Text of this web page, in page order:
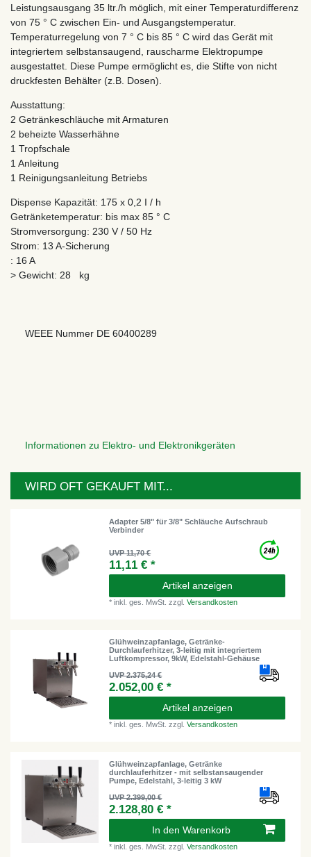
Leistungsausgang 35 ltr./h möglich, mit einer Temperaturdifferenz
von 75 ° C zwischen Ein- und Ausgangstemperatur.
Temperaturregelung von 7 ° C bis 85 ° C wird das Gerät mit
integriertem selbstansaugend, rauscharme Elektropumpe
ausgestattet. Diese Pumpe ermöglicht es, die Stifte von nicht
druckfesten Behälter (z.B. Dosen).
Ausstattung:
2 Getränkeschläuche mit Armaturen
2 beheizte Wasserhähne
1 Tropfschale
1 Anleitung
1 Reinigungsanleitung Betriebs
Dispense Kapazität: 175 x 0,2 I / h
Getränketemperatur: bis max 85 ° C
Stromversorgung: 230 V / 50 Hz
Strom: 13 A-Sicherung
: 16 A
> Gewicht: 28 kg
WEEE Nummer DE 60400289
Informationen zu Elektro- und Elektronikgeräten
WIRD OFT GEKAUFT MIT...
Adapter 5/8" für 3/8" Schläuche Aufschraub
Verbinder
UVP 11,70 €
11,11 € *
Artikel anzeigen
*inkl. ges. MwSt. zzgl.Versandkosten
Glühweinzapfanlage, Getränke-
Durchlauferhitzer, 3-leitig mit integriertem
Luftkompressor, 9kW, Edelstahl-Gehäuse
UVP 2.375,24 €
2.052,00 € *
Artikel anzeigen
*inkl. ges. MwSt. zzgl.Versandkosten
Glühweinzapfanlage, Getränke
durchlauferhitzer - mit selbstansaugender
Pumpe, Edelstahl, 3-leitig 3 kW
UVP 2.399,00 €
2.128,80 € *
In den Warenkorb
*inkl. ges. MwSt. zzgl.Versandkosten